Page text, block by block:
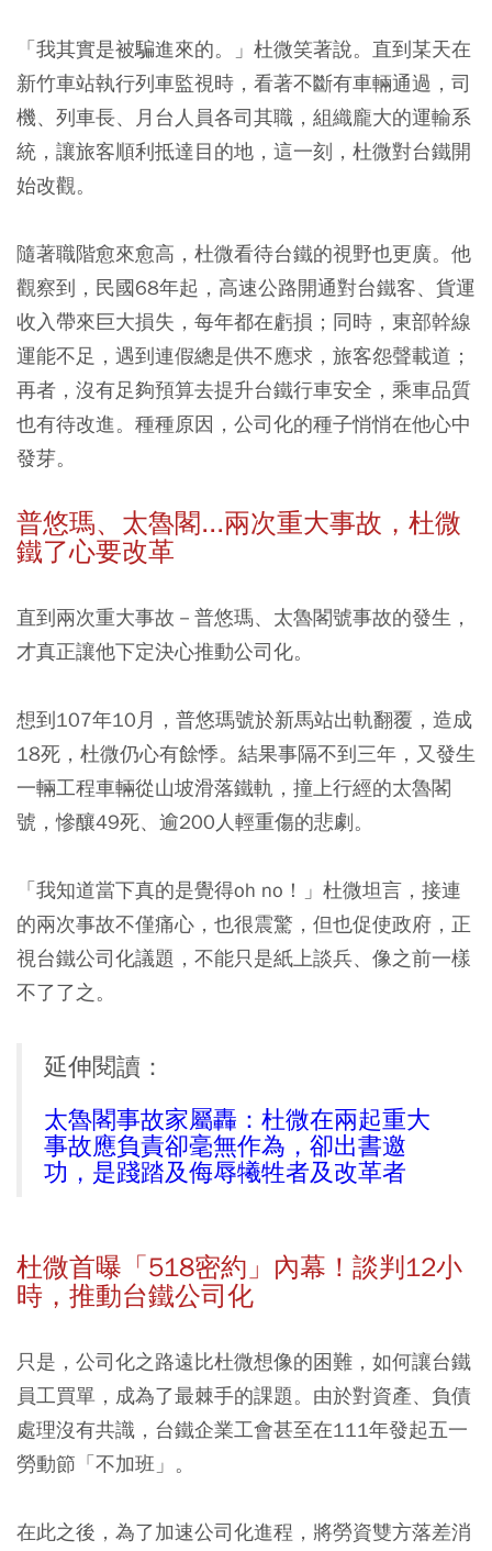
「我其實是被騙進來的。」杜微笑著說。直到某天在
新竹車站執行列車監視時，看著不斷有車輛通過，司
機、列車長、月台人員各司其職，組織龐大的運輸系
統，讓旅客順利抵達目的地，這一刻，杜微對台鐵開
始改觀。
隨著職階愈來愈高，杜微看待台鐵的視野也更廣。他
觀察到，民國68年起，高速公路開通對台鐵客、貨運
收入帶來巨大損失，每年都在虧損；同時，東部幹線
運能不足，遇到連假總是供不應求，旅客怨聲載道；
再者，沒有足夠預算去提升台鐵行車安全，乘車品質
也有待改進。種種原因，公司化的種子悄悄在他心中
發芽。
普悠瑪、太魯閣...兩次重大事故，杜微
鐵了心要改革
直到兩次重大事故－普悠瑪、太魯閣號事故的發生，
才真正讓他下定決心推動公司化。
想到107年10月，普悠瑪號於新馬站出軌翻覆，造成
18死，杜微仍心有餘悸。結果事隔不到三年，又發生
一輛工程車輛從山坡滑落鐵軌，撞上行經的太魯閣
號，慘釀49死、逾200人輕重傷的悲劇。
「我知道當下真的是覺得oh no！」杜微坦言，接連
的兩次事故不僅痛心，也很震驚，但也促使政府，正
視台鐵公司化議題，不能只是紙上談兵、像之前一樣
不了了之。
延伸閱讀：
太魯閣事故家屬轟：杜微在兩起重大
事故應負責卻毫無作為，卻出書邀
功，是踐踏及侮辱犧牲者及改革者
杜微首曝「518密約」內幕！談判12小
時，推動台鐵公司化
只是，公司化之路遠比杜微想像的困難，如何讓台鐵
員工買單，成為了最棘手的課題。由於對資產、負債
處理沒有共識，台鐵企業工會甚至在111年發起五一
勞動節「不加班」。
在此之後，為了加速公司化進程，將勞資雙方落差消